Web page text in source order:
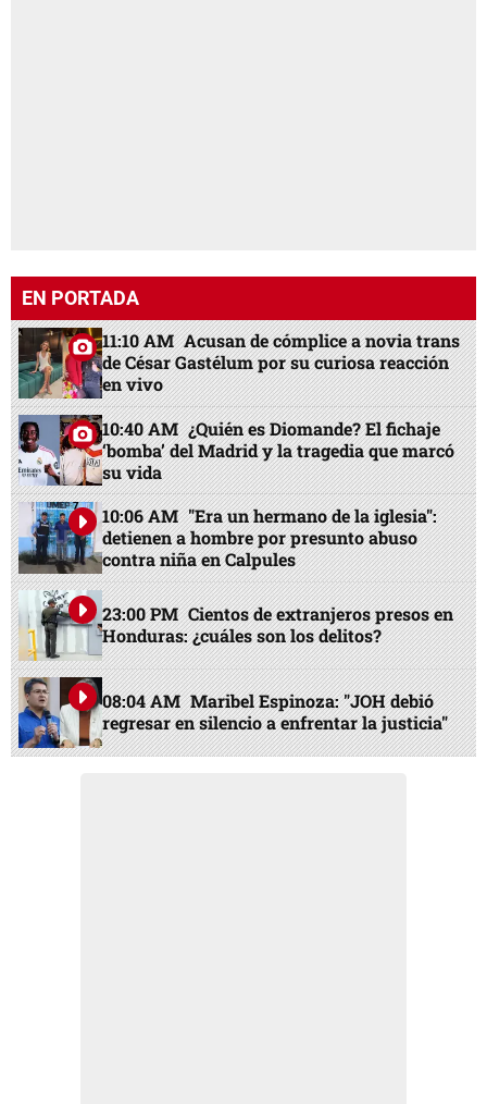
EN PORTADA
11:10 AM Acusan de cómplice a novia trans
de César Gastélum por su curiosa reacción
en vivo
10:40 AM ¿Quién es Diomande? El fichaje
‘bomba’ del Madrid y la tragedia que marcó
su vida
10:06 AM "Era un hermano de la iglesia":
detienen a hombre por presunto abuso
contra niña en Calpules
23:00 PM Cientos de extranjeros presos en
Honduras: ¿cuáles son los delitos?
08:04 AM Maribel Espinoza: "JOH debió
regresar en silencio a enfrentar la justicia"